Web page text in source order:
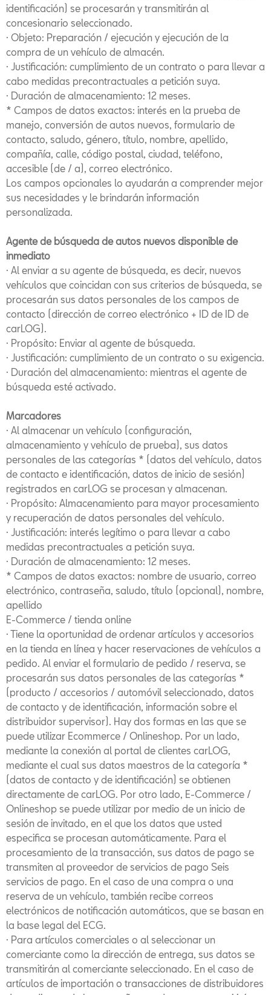
identificación) se procesarán y transmitirán al
concesionario seleccionado.
· Objeto: Preparación / ejecución y ejecución de la
compra de un vehículo de almacén.
· Justificación: cumplimiento de un contrato o para llevar a
cabo medidas precontractuales a petición suya.
· Duración de almacenamiento: 12 meses.
* Campos de datos exactos: interés en la prueba de
manejo, conversión de autos nuevos, formulario de
contacto, saludo, género, título, nombre, apellido,
compañía, calle, código postal, ciudad, teléfono,
accesible (de / a), correo electrónico.
Los campos opcionales lo ayudarán a comprender mejor
sus necesidades y le brindarán información
personalizada.
Agente de búsqueda de autos nuevos disponible de
inmediato
· Al enviar a su agente de búsqueda, es decir, nuevos
vehículos que coincidan con sus criterios de búsqueda, se
procesarán sus datos personales de los campos de
contacto (dirección de correo electrónico + ID de ID de
carLOG).
· Propósito: Enviar al agente de búsqueda.
· Justificación: cumplimiento de un contrato o su exigencia.
· Duración del almacenamiento: mientras el agente de
búsqueda esté activado.
Marcadores
· Al almacenar un vehículo (configuración,
almacenamiento y vehículo de prueba), sus datos
personales de las categorías * (datos del vehículo, datos
de contacto e identificación, datos de inicio de sesión)
registrados en carLOG se procesan y almacenan.
· Propósito: Almacenamiento para mayor procesamiento
y recuperación de datos personales del vehículo.
· Justificación: interés legítimo o para llevar a cabo
medidas precontractuales a petición suya.
· Duración de almacenamiento: 12 meses.
* Campos de datos exactos: nombre de usuario, correo
electrónico, contraseña, saludo, título (opcional), nombre,
apellido
E-Commerce / tienda online
· Tiene la oportunidad de ordenar artículos y accesorios
en la tienda en línea y hacer reservaciones de vehículos a
pedido. Al enviar el formulario de pedido / reserva, se
procesarán sus datos personales de las categorías *
(producto / accesorios / automóvil seleccionado, datos
de contacto y de identificación, información sobre el
distribuidor supervisor). Hay dos formas en las que se
puede utilizar Ecommerce / Onlineshop. Por un lado,
mediante la conexión al portal de clientes carLOG,
mediante el cual sus datos maestros de la categoría *
(datos de contacto y de identificación) se obtienen
directamente de carLOG. Por otro lado, E-Commerce /
Onlineshop se puede utilizar por medio de un inicio de
sesión de invitado, en el que los datos que usted
especifica se procesan automáticamente. Para el
procesamiento de la transacción, sus datos de pago se
transmiten al proveedor de servicios de pago Seis
servicios de pago. En el caso de una compra o una
reserva de un vehículo, también recibe correos
electrónicos de notificación automáticos, que se basan en
la base legal del ECG.
· Para artículos comerciales o al seleccionar un
comerciante como la dirección de entrega, sus datos se
transmitirán al comerciante seleccionado. En el caso de
artículos de importación o transacciones de distribuidores